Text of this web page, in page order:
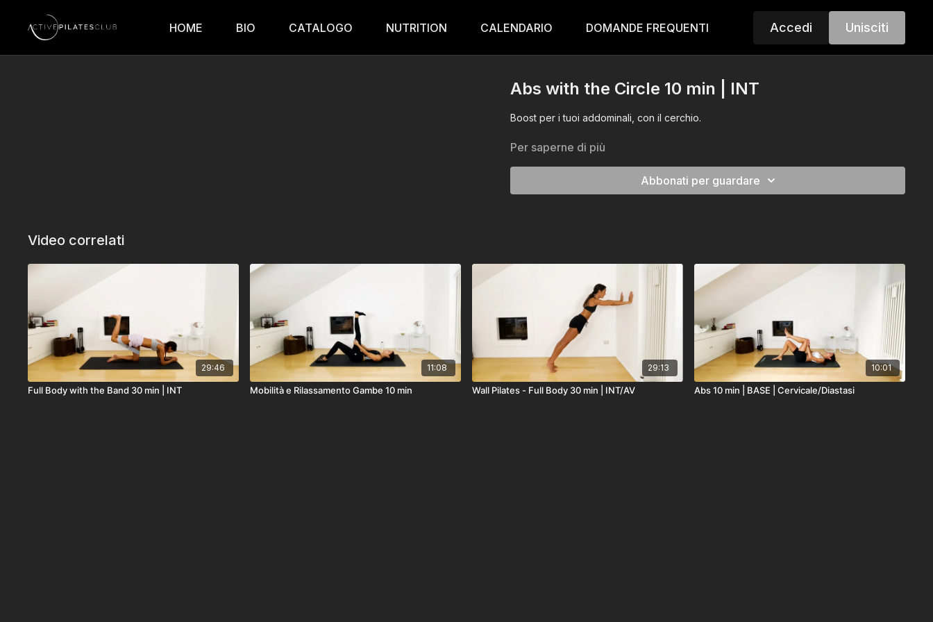
HOME BIO CATALOGO NUTRITION CALENDARIO DOMANDE FREQUENTI Accedi Unisciti
Abs with the Circle 10 min | INT
Boost per i tuoi addominali, con il cerchio.
Per saperne di più
Abbonati per guardare
Video correlati
29:46
Full Body with the Band 30 min | INT
11:08
Mobilità e Rilassamento Gambe 10 min
29:13
Wall Pilates - Full Body 30 min | INT/AV
10:01
Abs 10 min | BASE | Cervicale/Diastasi